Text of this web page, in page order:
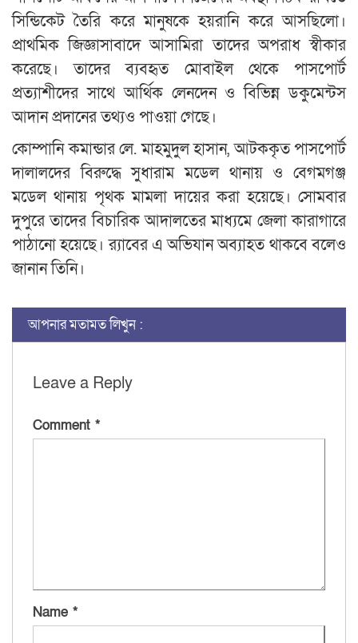
সিন্ডিকেট তৈরি করে মানুষকে হয়রানি করে আসছিলো।
প্রাথমিক জিজ্ঞাসাবাদে আসামিরা তাদের অপরাধ স্বীকার
করেছে। তাদের ব্যবহৃত মোবাইল থেকে পাসপোর্ট
প্রত্যাশীদের সাথে আর্থিক লেনদেন ও বিভিন্ন ডকুমেন্টস
আদান প্রদানের তথ্যও পাওয়া গেছে।
কোম্পানি কমান্ডার লে. মাহমুদুল হাসান, আটককৃত পাসপোর্ট
দালালদের বিরুদ্ধে সুধারাম মডেল থানায় ও বেগমগঞ্জ
মডেল থানায় পৃথক মামলা দায়ের করা হয়েছে। সোমবার
দুপুরে তাদের বিচারিক আদালতের মাধ্যমে জেলা কারাগারে
পাঠানো হয়েছে। র‌্যাবের এ অভিযান অব্যাহত থাকবে বলেও
জানান তিনি।
আপনার মতামত লিখুন :
Leave a Reply
Comment *
Name *